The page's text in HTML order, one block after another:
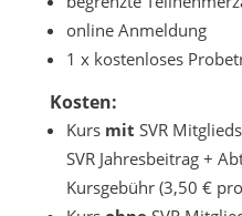
online Anmeldung
1 x kostenloses
Kosten:
Kurs mit SVR
SVR Jahresbeitrag +
Kursgebühr (3,50 €